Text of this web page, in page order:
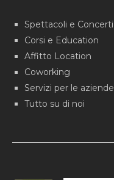
Spettacoli e Concerti
Corsi e Education
Affitto Location
Coworking
Servizi per le aziende
Tutto su di noi